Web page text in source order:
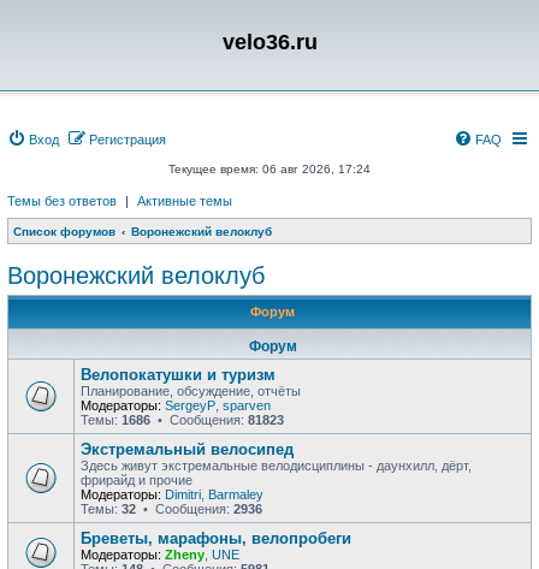
velo36.ru
Вход Регистрация FAQ
Текущее время: 06 авг 2026, 17:24
Темы без ответов | Активные темы
Список форумов Воронежский велоклуб
Воронежский велоклуб
Форум
Форум
Велопокатушки и туризм
Планирование, обсуждение, отчёты
Модераторы: SergeyP sparven
Темы: 1686 • Сообщения: 81823
Экстремальный велосипед
Здесь живут экстремальные велодисциплины - даунхилл, дёрт,
фрирайд и прочие
Модераторы: Dimitri Barmaley
Темы: 32 • Сообщения: 2936
Бреветы, марафоны, велопробеги
Модераторы: Zheny UNE